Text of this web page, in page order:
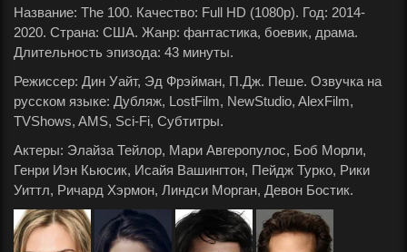
Название: The 100. Качество: Full HD (1080p). Год: 2014-
2020. Страна: США. Жанр: фантастика, боевик, драма.
Длительность эпизода: 43 минуты.
Режиссер: Дин Уайт, Эд Фрэйман, П.Дж. Пеше. Озвучка на
русском языке: Дубляж, LostFilm, NewStudio, AlexFilm,
TVShows, AMS, Sci-Fi, Субтитры.
Актеры: Элайза Тейлор, Мари Авгеропулос, Боб Морли,
Генри Иэн Кьюсик, Исайя Вашингтон, Пейдж Турко, Рики
Уиттл, Ричард Хэрмон, Линдси Морган, Девон Бостик.